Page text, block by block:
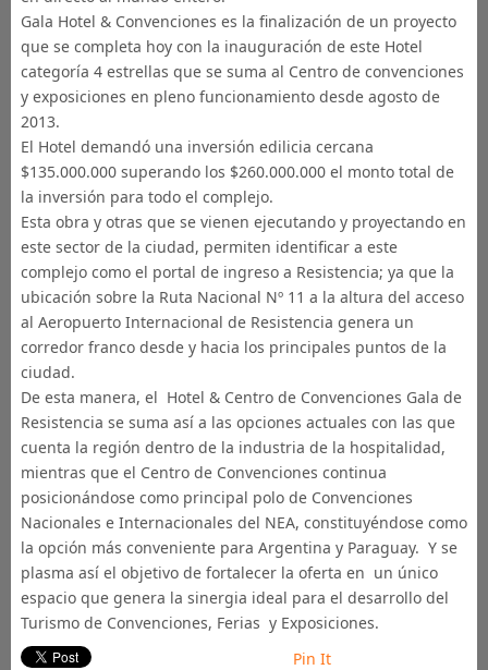
Gala Hotel & Convenciones es la finalización de un proyecto
que se completa hoy con la inauguración de este Hotel
categoría 4 estrellas que se suma al Centro de convenciones
y exposiciones en pleno funcionamiento desde agosto de
2013.
El Hotel demandó una inversión edilicia cercana
$135.000.000 superando los $260.000.000 el monto total de
la inversión para todo el complejo.
Esta obra y otras que se vienen ejecutando y proyectando en
este sector de la ciudad, permiten identificar a este
complejo como el portal de ingreso a Resistencia; ya que la
ubicación sobre la Ruta Nacional Nº 11 a la altura del acceso
al Aeropuerto Internacional de Resistencia genera un
corredor franco desde y hacia los principales puntos de la
ciudad.
De esta manera, el Hotel & Centro de Convenciones Gala de
Resistencia se suma así a las opciones actuales con las que
cuenta la región dentro de la industria de la hospitalidad,
mientras que el Centro de Convenciones continua
posicionándose como principal polo de Convenciones
Nacionales e Internacionales del NEA, constituyéndose como
la opción más conveniente para Argentina y Paraguay. Y se
plasma así el objetivo de fortalecer la oferta en un único
espacio que genera la sinergia ideal para el desarrollo del
Turismo de Convenciones, Ferias y Exposiciones.
Pin It